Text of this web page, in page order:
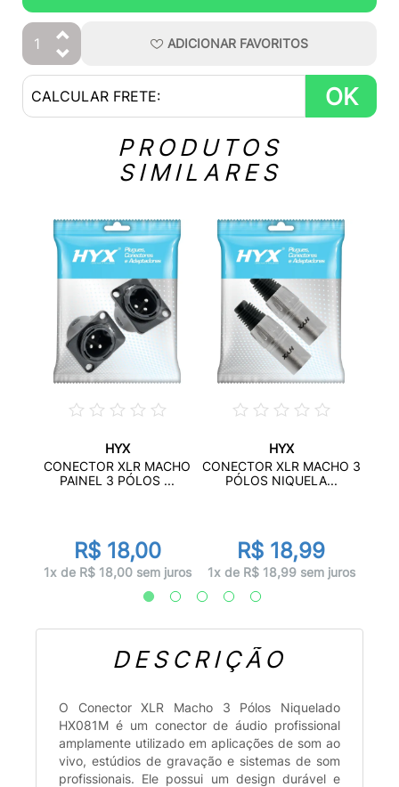
ADICIONAR FAVORITOS
OK
PRODUTOS
SIMILARES
HYX
CONECTOR XLR MACHO
PAINEL 3 PÓLOS ...
R$ 18,00
1x de R$ 18,00 sem juros
HYX
CONECTOR XLR MACHO 3
PÓLOS NIQUELA...
R$ 18,99
1x de R$ 18,99 sem juros
DESCRIÇÃO
O Conector XLR Macho 3 Pólos Niquelado
HX081M é um conector de áudio profissional
amplamente utilizado em aplicações de som ao
vivo, estúdios de gravação e sistemas de som
profissionais. Ele possui um design durável e